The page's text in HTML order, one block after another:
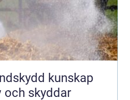
kunskap
och skyddar